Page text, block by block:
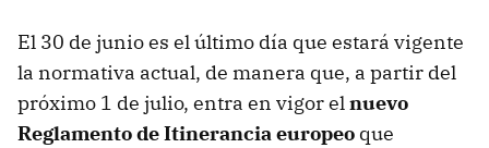
El 30 de junio es el último día que estará vigente
la normativa actual, de manera que, a partir del
próximo 1 de julio, entra en vigor elnuevo
Reglamento de Itinerancia europeo que